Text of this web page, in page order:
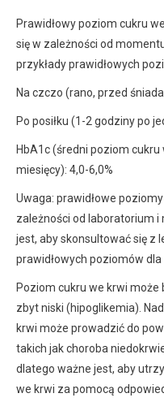
Prawidłowy poziom cukru
się w zależności od
przykłady prawidłowych
Na czczo (rano, przed
Po posiłku (1-2 godziny po
HbA1c (średni poziom
miesięcy): 4,0-6,0%
Uwaga: prawidłowe
zależności od laboratorium
jest, aby skonsultować się z
prawidłowych poziomów dla
Poziom cukru we krwi
zbyt niski (hipoglikemia).
krwi może prowadzić do
takich jak choroba
dlatego ważne jest, aby
we krwi za pomocą